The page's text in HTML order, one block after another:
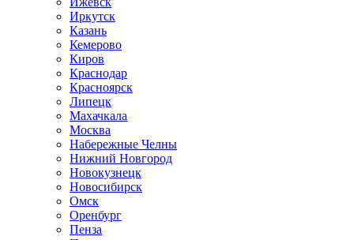
Иркутск
Казань
Кемерово
Киров
Краснодар
Красноярск
Липецк
Махачкала
Москва
Набережные Челны
Нижний Новгород
Новокузнецк
Новосибирск
Омск
Оренбург
Пенза